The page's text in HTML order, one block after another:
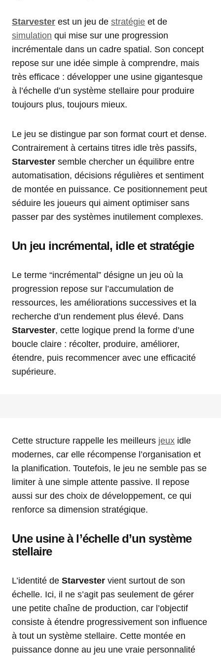
Starvester est un jeu de stratégie et de
simulation qui mise sur une progression
incrémentale dans un cadre spatial. Son concept
repose sur une idée simple à comprendre, mais
très efficace : développer une usine gigantesque
à l’échelle d’un système stellaire pour produire
toujours plus, toujours mieux.
Le jeu se distingue par son format court et dense.
Contrairement à certains titres idle très passifs,
Starvester semble chercher un équilibre entre
automatisation, décisions régulières et sentiment
de montée en puissance. Ce positionnement peut
séduire les joueurs qui aiment optimiser sans
passer par des systèmes inutilement complexes.
Un jeu incrémental, idle et stratégie
Le terme “incrémental” désigne un jeu où la
progression repose sur l’accumulation de
ressources, les améliorations successives et la
recherche d’un rendement plus élevé. Dans
Starvester, cette logique prend la forme d’une
boucle claire : récolter, produire, améliorer,
étendre, puis recommencer avec une efficacité
supérieure.
Cette structure rappelle les meilleurs jeux idle
modernes, car elle récompense l’organisation et
la planification. Toutefois, le jeu ne semble pas se
limiter à une simple attente passive. Il repose
aussi sur des choix de développement, ce qui
renforce sa dimension stratégique.
Une usine à l’échelle d’un système
stellaire
L’identité de Starvester vient surtout de son
échelle. Ici, il ne s’agit pas seulement de gérer
une petite chaîne de production, car l’objectif
consiste à étendre progressivement son influence
à tout un système stellaire. Cette montée en
puissance donne au jeu une vraie personnalité